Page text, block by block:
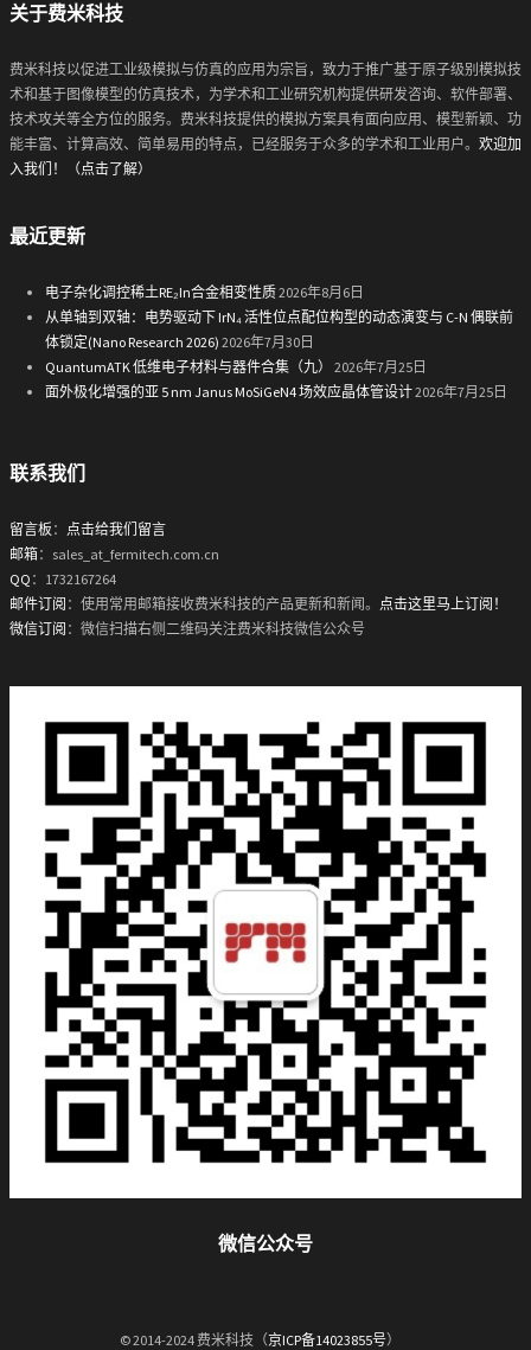
关于费米科技
费米科技以促进工业级模拟与仿真的应用为宗旨，致力于推广基于原子级别模拟技
术和基于图像模型的仿真技术，为学术和工业研究机构提供研发咨询、软件部署、
技术攻关等全方位的服务。费米科技提供的模拟方案具有面向应用、模型新颖、功
能丰富、计算高效、简单易用的特点，已经服务于众多的学术和工业用户。 欢迎加
入我们！（点击了解）
最近更新
电子杂化调控稀土RE₂In合金相变性质2026年8月6日
从单轴到双轴：电势驱动下 IrN₄ 活性位点配位构型的动态演变与 C-N 偶联前
体锁定(Nano Research 2026) 2026年7月30日
QuantumATK 低维电子材料与器件合集（九）
2026年7月25日
面外极化增强的亚 5 nm Janus MoSiGeN4 场效应晶体管设计2026年7月25日
联系我们
留言板 ： 点击给我们留言
邮箱：sales_at_fermitech.com.cn
QQ ：1732167264
邮件订阅 ：使用常用邮箱接收费米科技的产品更新和新闻。 点击这里马上订阅！
微信订阅 ：微信扫描右侧二维码关注费米科技微信公众号
微信公众号
© 2014-2024 费米科技（京ICP备14023855号）